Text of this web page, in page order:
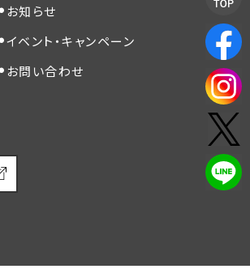
お知らせ
イベント・キャンペーン
お問い合わせ